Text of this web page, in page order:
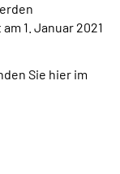
1. Januar 2021
Sie hier im